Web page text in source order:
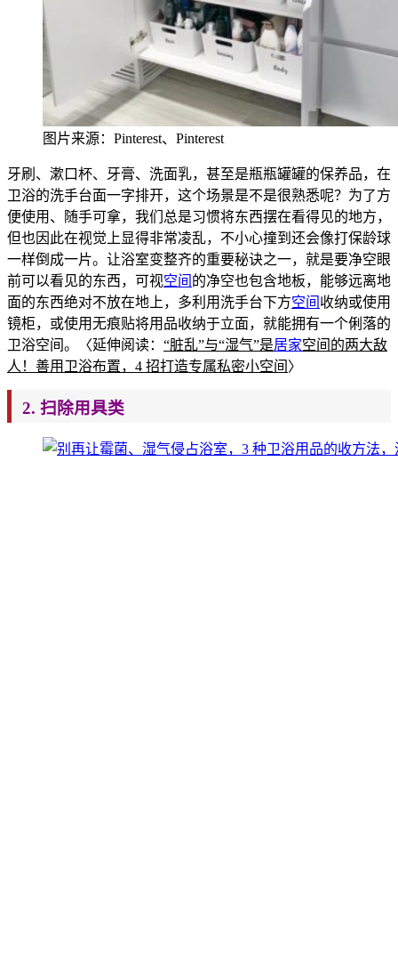
图片来源：Pinterest、Pinterest
牙刷、漱口杯、牙膏、洗面乳，甚至是瓶瓶罐罐的保养品，在
卫浴的洗手台面一字排开，这个场景是不是很熟悉呢？为了方
便使用、随手可拿，我们总是习惯将东西摆在看得见的地方，
但也因此在视觉上显得非常凌乱，不小心撞到还会像打保龄球
一样倒成一片。让浴室变整齐的重要秘诀之一，就是要净空眼
前可以看见的东西，可视空间 的净空也包含地板，能够远离地
面的东西绝对不放在地上，多利用洗手台下方空间 收纳或使用
镜柜，或使用无痕贴将用品收纳于立面，就能拥有一个俐落的
卫浴空间。〈延伸阅读： “脏乱”与“湿气”是居家空间的两大敌
人！善用卫浴布置， 4 招打造专属私密小空间 〉
2. 扫除用具类